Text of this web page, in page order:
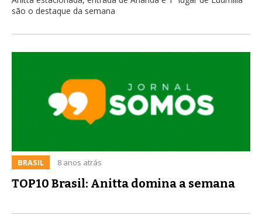
são o destaque da semana
BRASIL 8 anos atrás
TOP10 Brasil: Anitta domina a semana